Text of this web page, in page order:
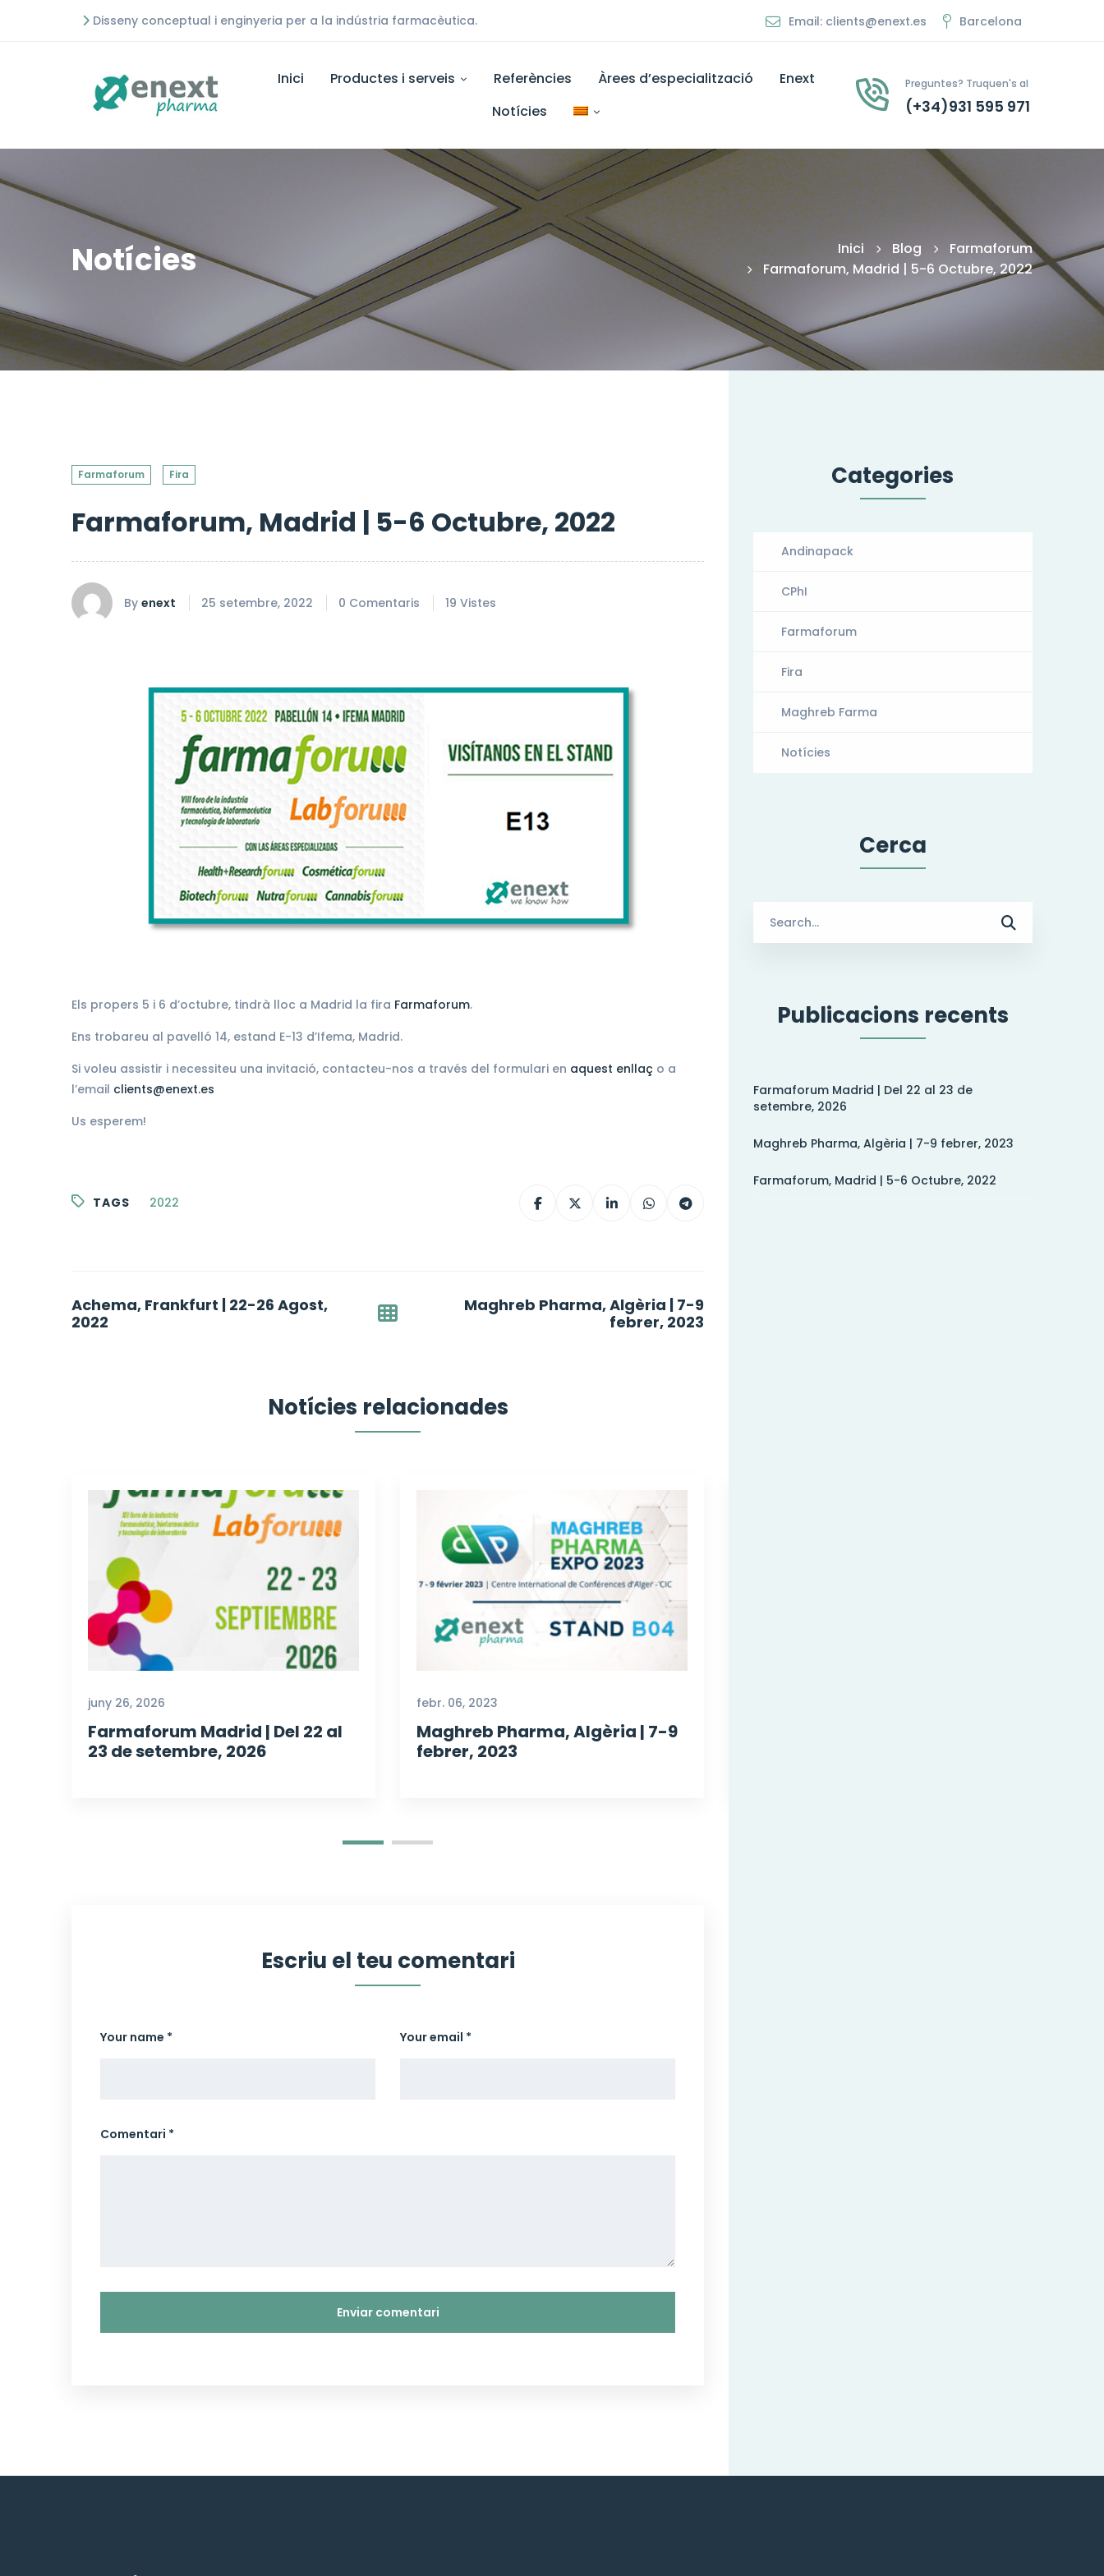
Disseny conceptual i enginyeria per a la indústria farmacèutica. Email: clients@enext.es Barcelona
Inici Productes i serveis Referències Àrees d’especialització
Enext
Notícies
Preguntes? Truquen's al
(+34)931 595 971
Notícies Inici Blog
Farmaforum
Farmaforum, Madrid | 5-6 Octubre, 2022
Farmaforum Fira
Farmaforum, Madrid | 5-6 Octubre, 2022
By enext 25 setembre, 2022 0 Comentaris 19 Vistes
Els propers 5 i 6 d’octubre, tindrà lloc a Madrid la fira Farmaforum.
Ens trobareu al pavelló 14, estand E-13 d’Ifema, Madrid.
Si voleu assistir i necessiteu una invitació, contacteu-nos a través del formulari en aquest enllaç o a
l’email clients@enext.es
Us esperem!
TAGS 2022
Post
navigation
Achema, Frankfurt | 22-26 Agost,
2022
Maghreb Pharma, Algèria | 7-9
febrer, 2023
Notícies relacionades
juny 26, 2026
Farmaforum Madrid | Del 22 al
23 de setembre, 2026
febr. 06, 2023
Maghreb Pharma, Algèria | 7-9
febrer, 2023
Escriu el teu comentari
Your name * Your email *
Comentari *
Categories
Andinapack
CPhI
Farmaforum
Fira
Maghreb Farma
Notícies
Cerca
for:
Publicacions recents
Farmaforum Madrid | Del 22 al 23 de
setembre, 2026
Maghreb Pharma, Algèria | 7-9 febrer, 2023
Farmaforum, Madrid | 5-6 Octubre, 2022